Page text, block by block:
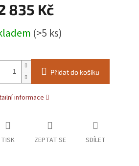
835 Kč
(>5 ks)
Přidat do košíku
informace
TISK ZEPTAT SE SDÍLET